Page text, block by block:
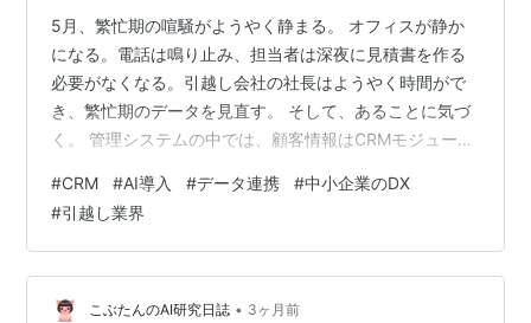
5月、繁忙期の喧騒がようやく静まる。 オフィスが静か
になる。電話は鳴り止み、担当者は深夜に見積書を作る
必要がなくなる。引越し会社の社長はようやく時間がで
き、繁忙期のデータを見直す。 そして、あることに気づ
く。 管理システムの中では、顧客情報はCRMモジュー
ールに分散している。これらのデータは異なるシステム
に散らばり、表面上は「すべて揃っている」ように見え
るが、実際には「連携していない」。 ある担当者が休み
の時、他の担当者がシステムを開いても、顧客情報は見
えても、その顧客の見積進捗や対応履歴は見えない。
#CRM #AI導入 #データ連携 #中小企業のDX
#引越し業界
こぶたんのAI研究日誌 • 3ヶ月前